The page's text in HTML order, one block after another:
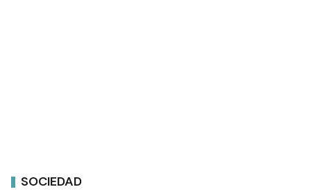
SOCIEDAD